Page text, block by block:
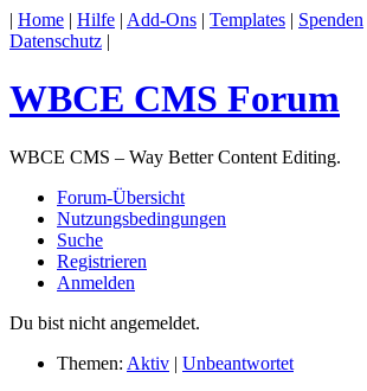
| Home | Hilfe | Add-Ons | Templates | Spenden
Datenschutz |
WBCE CMS Forum
WBCE CMS – Way Better Content Editing.
Forum-Übersicht
Nutzungsbedingungen
Suche
Registrieren
Anmelden
Du bist nicht angemeldet.
Themen: Aktiv | Unbeantwortet